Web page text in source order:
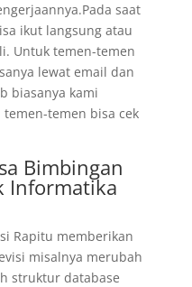
saat
ikut langsung atau
Untuk temen-temen
lewat email dan
biasanya kami
temen bisa cek
Bimbingan
Informatika
Rapitu memberikan
misalnya merubah
struktur database